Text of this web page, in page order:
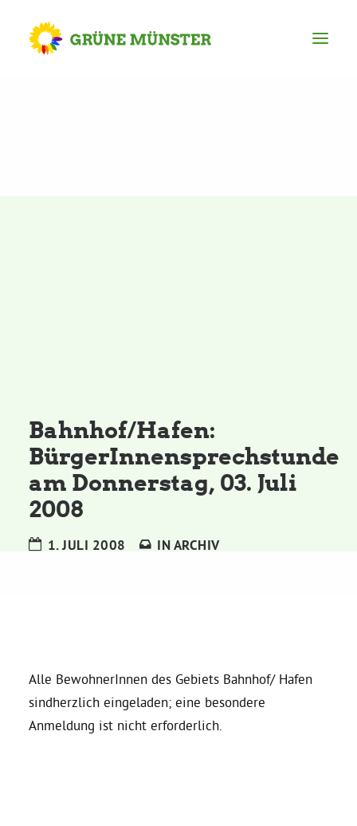
Grünes Zentrum
Personen
Sylvia Rietenberg, MdB
Robin Korte, MdL
Bahnhof/Hafen:
BürgerInnensprechstunde
am Donnerstag, 03. Juli
2008
1. JULI 2008 INARCHIV
Alle BewohnerInnen des Gebiets Bahnhof/ Hafen
sindherzlich eingeladen; eine besondere
Anmeldung ist nicht erforderlich.